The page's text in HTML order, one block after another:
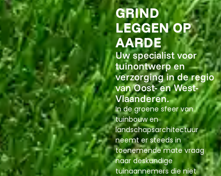
GRIND
LEGGEN OP
AARDE
Uw specialist voor
tuinontwerp en
verzorging in de regio
van Oost- en West-
Vlaanderen.
In de groene sfeer van
tuinbouw en
landschapsarchitectuur
neemt er steeds in
toenemende mate vraag
naar deskundige
tuinaannemers die niet